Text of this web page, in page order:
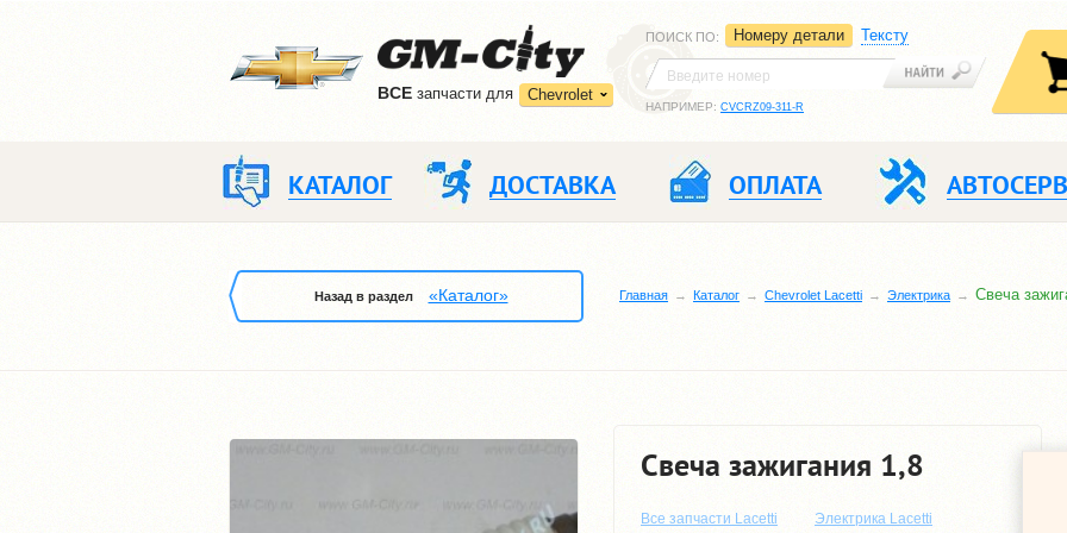
ВCE запчасти для Chevrolet
ПОИСК ПО: Номеру детали Тексту
НАПРИМЕР: CVCRZ09-311-R
КАТАЛОГ ДОСТАВКА ОПЛАТА
Назад в раздел «Каталог» Главная Каталог Chevrolet Lacetti Электрика Свеча
Свеча зажигания 1,8
Все запчасти Lacetti Электрика Lacetti